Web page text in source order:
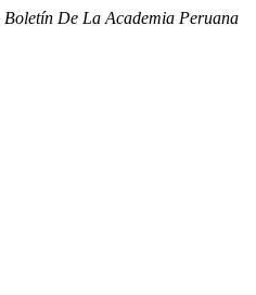
Boletín De La Academia Peruana